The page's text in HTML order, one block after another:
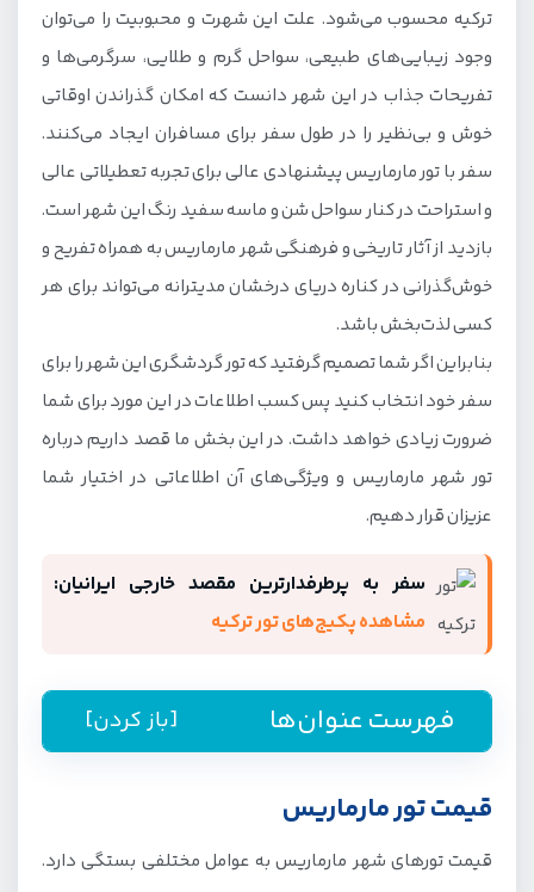
ترکیه محسوب می‌شود. علت این شهرت و محبوبیت را می‌توان
وجود زیبایی‌های طبیعی، سواحل گرم و طلایی، سرگرمی‌ها و
تفریحات جذاب در این شهر دانست که امکان گذراندن اوقاتی
خوش و بی‌نظیر را در طول سفر برای مسافران ایجاد می‌کنند.
سفر با تور مارماریس پیشنهادی عالی برای تجربه تعطیلاتی عالی
و استراحت در کنار سواحل شن و ماسه سفید رنگ این شهر است.
بازدید از آثار تاریخی و فرهنگی شهر مارماریس به همراه تفریح و
خوش‌گذرانی در کناره دریای درخشان مدیترانه می‌تواند برای هر
کسی لذت‌بخش باشد.
بنابراین اگر شما تصمیم گرفتید که تور گردشگری این شهر را برای
سفر خود انتخاب کنید پس کسب اطلاعات در این مورد برای شما
ضرورت زیادی خواهد داشت. در این بخش ما قصد داریم درباره
تور شهر مارماریس و ویژگی‌های آن اطلاعاتی در اختیار شما
عزیزان قرار دهیم.
سفر به پرطرفدارترین مقصد خارجی ایرانیان:
مشاهده پکیج‌های تور ترکیه
فهرست عنوان‌ها [باز کردن]
قیمت تور مارماریس
خدمات تور مارماریس
قیمت تور مارماریس
قیمت تورهای شهر مارماریس به عوامل مختلفی بستگی دارد.